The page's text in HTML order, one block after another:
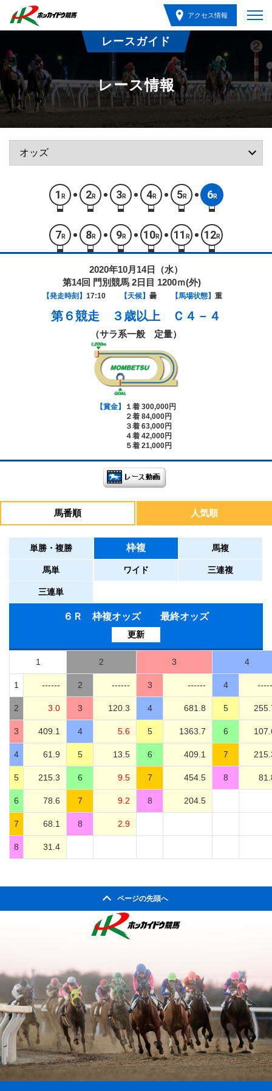
アクセス情報
レースガイド
レース情報
1 R 2R 3R 4R 5R 6R
7 R 8R 9R 10R 11 R 12R
2020年10月14日（水）
第14回 門別競馬 2日目 1200ｍ(外)
【発走時刻】 17:10 【天候】 曇 【馬場状態】 重
第６競走 ３歳以上 Ｃ４－４
（サラ系一般 定量）
【賞金】
１着 300,000円
２着 84,000円
３着 63,000円
４着 42,000円
５着 21,000円
馬番順 人気順
単勝・複勝 枠複 馬複
馬単 ワイド 三連複
三連単
６Ｒ 枠複オッズ 最終オッズ
更新
1 2 3 4
1 ------ 2 ------ 3 ------ 4
2 3.0 3 120.3 4 681.8 5
3 409.1 4 5.6 5 1363.7 6
4 61.9 5 13.5 6 409.1 7
5 215.3 6 9.5 7 454.5 8
6 78.6 7 9.2 8 204.5
7 68.1 8 2.9
8 31.4
ページの先頭へ